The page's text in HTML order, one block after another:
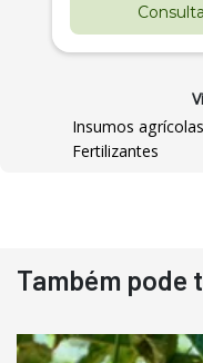
Pá Carregadeira
Ano 1987
Insumos agrícolas
Fertilizantes
Também pode